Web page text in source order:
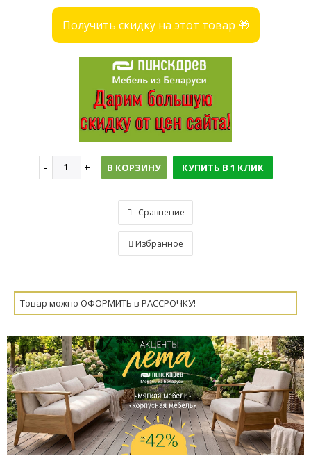
Получить скидку на этот товар 🎁
В КОРЗИНУ КУПИТЬ В 1 КЛИК
Сравнение
Избранное
Товар можно ОФОРМИТЬ в РАССРОЧКУ!